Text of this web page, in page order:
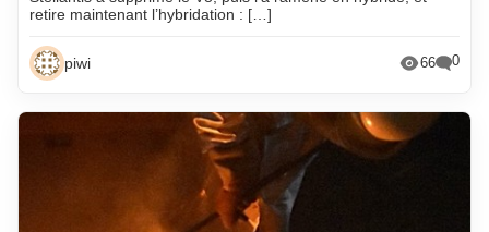
retire maintenant l’hybridation : […]
piwi 66 0